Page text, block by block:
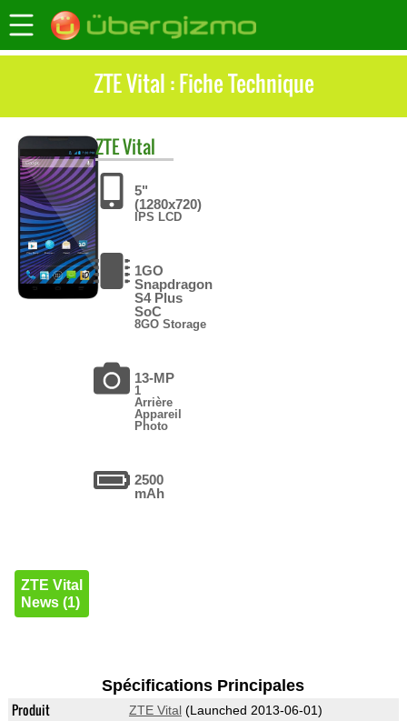
ZTE Vital : Fiche Technique
ZTEVital
5"
(1280x720)
IPS LCD
1GO
Snapdragon
S4 Plus
SoC
8GO Storage
13-MP
1
Arrière
Appareil
Photo
2500
mAh
ZTE Vital
News (1)
Spécifications Principales
Produit ZTE Vital(Launched 2013-06-01)